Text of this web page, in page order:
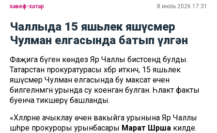
хәвеф-хәтәр 8 июль 2026 17:31
Чаллыда 15 яшьлек яшүсмер
Чулман елгасында батып үлгән
Фаҗига бүген көндез Яр Чаллы бистәсендә булды.
Татарстан прокуратурасы хәбәр иткәнчә, 15 яшьлек
яшүсмер Чулман елгасында бу максат өчен
билгеләнмәгән урында су коенган булган. Һәлакәт факты
буенча тикшерү башланды.
«Хәлләрне ачыклау өчен вакыйга урынына Яр Чаллы
шәһәре прокуроры урынбасары Марат Шрша килде.